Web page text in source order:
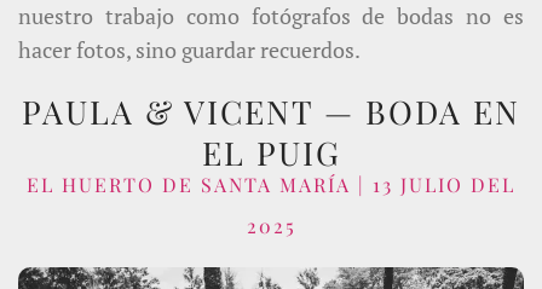
nuestro trabajo como fotógrafos de bodas no es
hacer fotos, sino guardar recuerdos.
PAULA & VICENT — BODA EN
EL PUIG
EL HUERTO DE SANTA MARÍA | 13 JULIO DEL
2025